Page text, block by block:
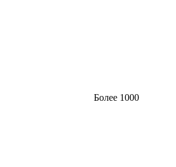
Более 1000